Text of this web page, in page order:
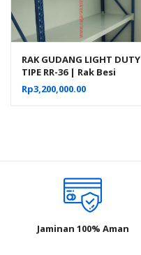
RAK GUDANG LIGHT DUTY
TIPE RR-36 | Rak Besi
Susun Serbaguna
Rp3,200,000.00
Jaminan 100% Aman